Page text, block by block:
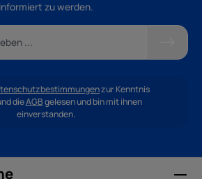
informiert zu werden.
zur Kenntnis
dieAGBgelesen und bin mit ihnen
einverstanden.